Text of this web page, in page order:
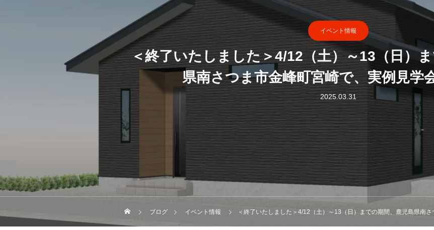
イベント情報
＜終了いたしました＞4/12（土）～13（日）
県南さつま市金峰町宮崎で、実例見学
2025.03.31
ブログ イベント情報 ＜終了いたしました＞4/12（土）～13（日）までの期間、鹿児島県南さ